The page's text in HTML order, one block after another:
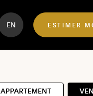
EN ESTIMER
APPARTEMENT